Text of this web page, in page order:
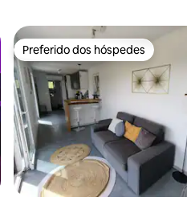
Preferido dos hóspedes
Preferido dos hóspedes